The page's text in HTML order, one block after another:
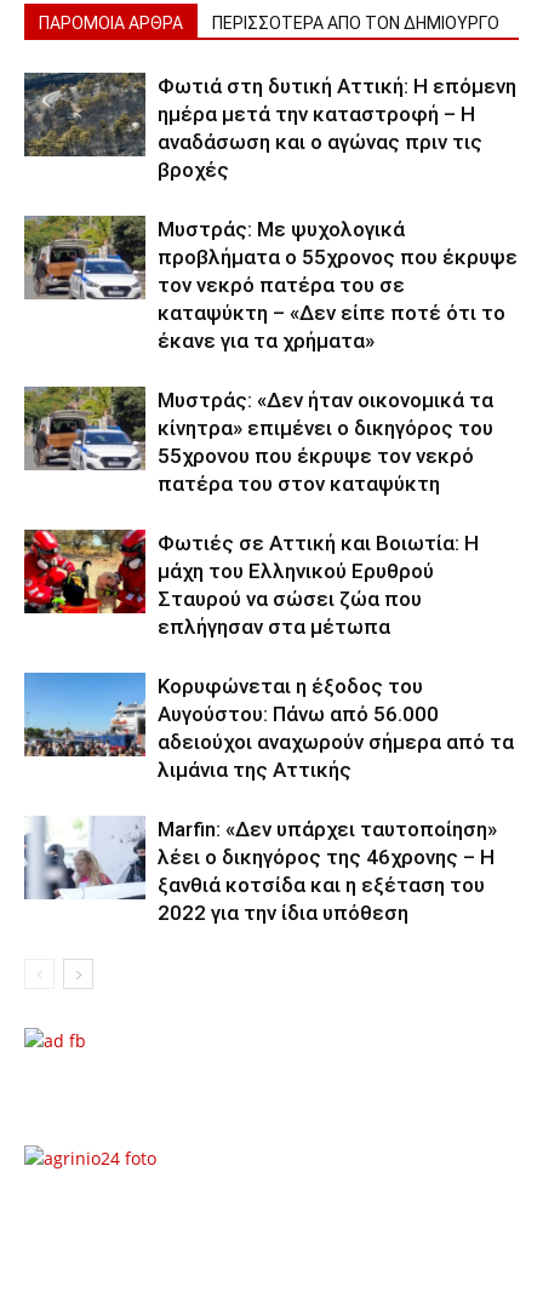
ΠΑΡΟΜΟΙΑ ΑΡΘΡΑ ΠΕΡΙΣΣΟΤΕΡΑ ΑΠΟ ΤΟΝ ΔΗΜΙΟΥΡΓΟ
Φωτιά στη δυτική Αττική: Η επόμενη
ημέρα μετά την καταστροφή – Η
αναδάσωση και ο αγώνας πριν τις
βροχές
Μυστράς: Με ψυχολογικά
προβλήματα ο 55χρονος που έκρυψε
τον νεκρό πατέρα του σε
καταψύκτη – «Δεν είπε ποτέ ότι το
έκανε για τα χρήματα»
Μυστράς: «Δεν ήταν οικονομικά τα
κίνητρα» επιμένει ο δικηγόρος του
55χρονου που έκρυψε τον νεκρό
πατέρα του στον καταψύκτη
Φωτιές σε Αττική και Βοιωτία: Η
μάχη του Ελληνικού Ερυθρού
Σταυρού να σώσει ζώα που
επλήγησαν στα μέτωπα
Κορυφώνεται η έξοδος του
Αυγούστου: Πάνω από 56.000
αδειούχοι αναχωρούν σήμερα από τα
λιμάνια της Αττικής
Marfin: «Δεν υπάρχει ταυτοποίηση»
λέει ο δικηγόρος της 46χρονης – Η
ξανθιά κοτσίδα και η εξέταση του
2022 για την ίδια υπόθεση